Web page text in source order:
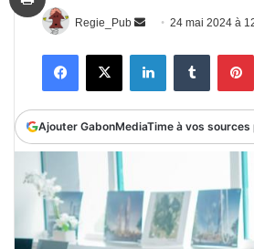
Regie_Pub
Envoyer
courriel
24 mai 2024 à
FacebookX LinkedinTumblr
Ajouter GabonMediaTime à vos